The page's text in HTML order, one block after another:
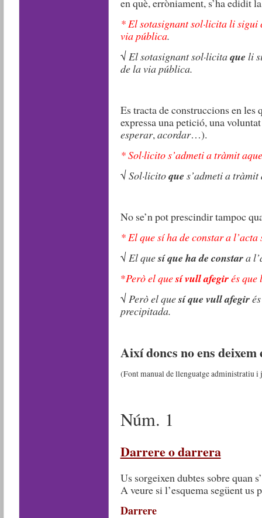
en què, erròniament, s’ha edidit
*El sotasignant sol·licita li sigui
via pública.
√El sotasignant sol·licitaque li
de la via pública.
Es tracta de construccions en
expressa una petició, una
esperar,acordar…).
*Sol·licito s’admeti a tràmit
√Sol·licitoque s’admeti a
No se’n pot prescindir tampoc
* El que sí ha de constar a
√ El quesí que ha de constara
*Però el quesí vull afegirés que
√Però el quesí que vull afegirés
precipitada.
Així doncs no ens
(Font manual de llenguatge administratiu
Núm. 1
Darrere o darrera
Us sorgeixen dubtes sobre quan
A veure si l’esquema següent us
Darrere